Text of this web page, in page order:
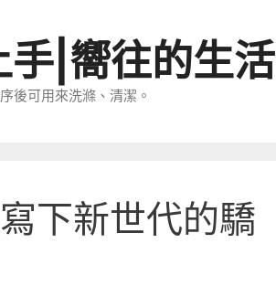
手|嚮往的生活
後可用來洗滌、清潔。
下新世代的驕